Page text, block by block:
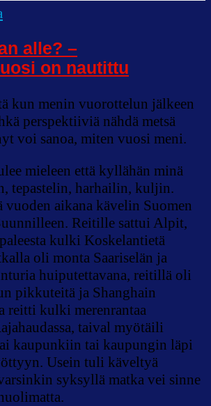
alle? –
on nautittu
kun menin vuorottelun jälkeen
perspektiiviä nähdä metsä
voi sanoa, miten vuosi meni.
mieleen että kyllähän minä
tepastelin, harhailin, kuljin.
vuoden aikana kävelin Suomen
Reitille sattui Alpit,
kulki Koskelantietä
oli monta Saariselän ja
huiputettavana, reitillä oli
pikkuteitä ja Shanghain
reitti kulki merenrantaa
taival myötäili
kaupunkiin tai kaupungin läpi
Usein tuli käveltyä
syksyllä matka vei sinne